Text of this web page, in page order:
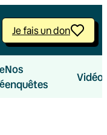
Je fais un don
Nos
enquêtes